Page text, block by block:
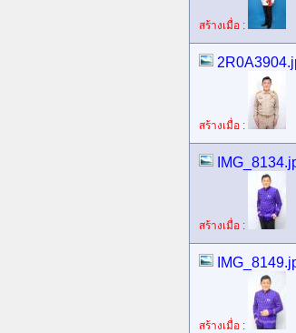
สร้างเมื่อ :
สร้างเมื่อ :
สร้างเมื่อ :
สร้างเมื่อ :